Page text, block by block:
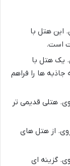
این هتل با
است.
یک هتل با
ها را فراهم
روی. هتلی قدیمی تر
روی. از هتل های
روی. گزینه ای